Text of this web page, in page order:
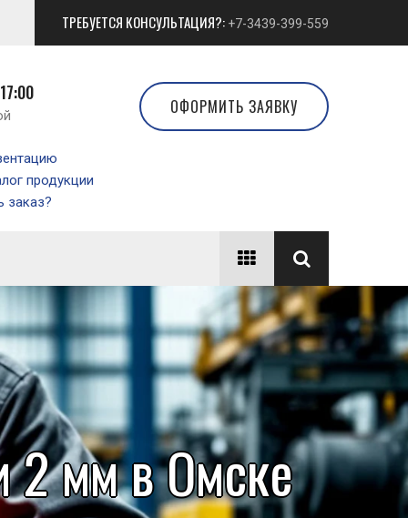
ТРЕБУЕТСЯ КОНСУЛЬТАЦИЯ?: +7-3439-399-559
продукции
заказ?
ОФОРМИТЬ ЗАЯВКУ
2 мм в Омске